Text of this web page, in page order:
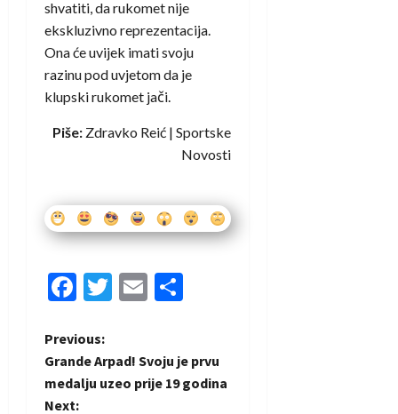
shvatiti, da rukomet nije
ekskluzivno reprezentacija.
Ona će uvijek imati svoju
razinu pod uvjetom da je
klupski rukomet jači.
Piše: Zdravko Reić | Sportske
Novosti
Facebook
Twitter
Email
P
o
Previous:
Grande Arpad! Svoju je prvu
medalju uzeo prije 19 godina
Next: